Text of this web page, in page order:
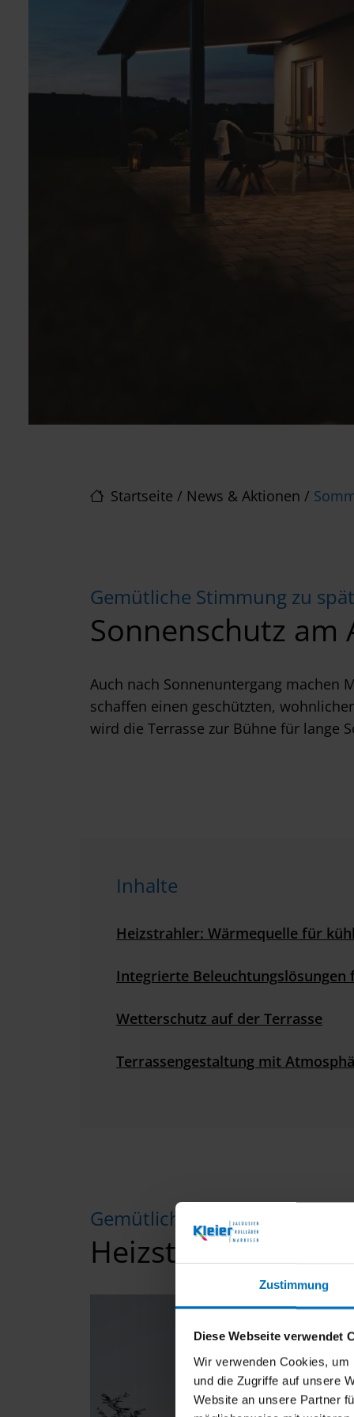
Zustimmung
Diese Webseite verwendet
Wir verwenden Cookies,
und die Zugriffe auf unsere
Website an unsere Partner
Startseite / News & Aktionen /
Gemütliche Stimmung zu
Sonnenschutz am
Auch nach Sonnenuntergang machen
schaffen einen geschützten,
wird die Terrasse zur Bühne für lange
Inhalte
Heizstrahler: Wärmequelle für
Integrierte
Wetterschutz auf der Terrasse
Terrassengestaltung mit
Gemütlichkeit im
Heizstrahler: